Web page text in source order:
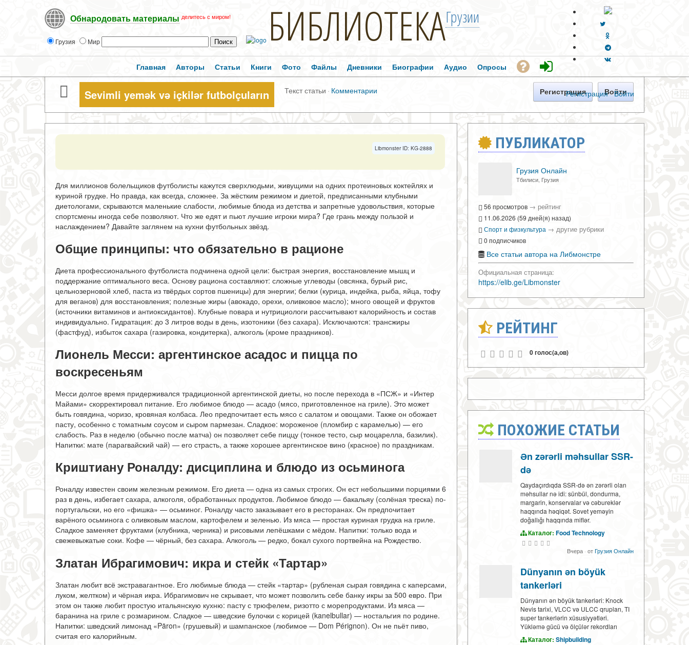
Обнародовать материалы делитесь с миром!
Грузия Мир БИБЛИОТЕКАГрузии
Регистрация · Войти
Главная Авторы Статьи Книги Фото Файлы Дневники Биографии Аудио Опросы
Sevimli yemək və içkilər futbolçuların Текст статьи · Комментарии Регистрация Войти
Libmonster ID: KG-2888
Для миллионов болельщиков футболисты кажутся сверхлюдьми, живущими на одних протеиновых коктейлях и
куриной грудке. Но правда, как всегда, сложнее. За жёстким режимом и диетой, предписанными клубными
диетологами, скрываются маленькие слабости, любимые блюда из детства и запретные удовольствия, которые
спортсмены иногда себе позволяют. Что же едят и пьют лучшие игроки мира? Где грань между пользой и
наслаждением? Давайте заглянем на кухни футбольных звёзд.
Общие принципы: что обязательно в рационе
Диета профессионального футболиста подчинена одной цели: быстрая энергия, восстановление мышц и
поддержание оптимального веса. Основу рациона составляют: сложные углеводы (овсянка, бурый рис,
цельнозерновой хлеб, паста из твёрдых сортов пшеницы) для энергии; белки (курица, индейка, рыба, яйца, тофу
для веганов) для восстановления; полезные жиры (авокадо, орехи, оливковое масло); много овощей и фруктов
(источники витаминов и антиоксидантов). Клубные повара и нутрициологи рассчитывают калорийность и состав
индивидуально. Гидратация: до 3 литров воды в день, изотоники (без сахара). Исключаются: трансжиры
(фастфуд), избыток сахара (газировка, кондитерка), алкоголь (кроме праздников).
Лионель Месси: аргентинское асадос и пицца по
воскресеньям
Месси долгое время придерживался традиционной аргентинской диеты, но после перехода в «ПСЖ» и «Интер
Майами» скорректировал питание. Его любимое блюдо — асадо (мясо, приготовленное на гриле). Это может
быть говядина, чоризо, кровяная колбаса. Лео предпочитает есть мясо с салатом и овощами. Также он обожает
пасту, особенно с томатным соусом и сыром пармезан. Сладкое: мороженое (пломбир с карамелью) — его
слабость. Раз в неделю (обычно после матча) он позволяет себе пиццу (тонкое тесто, сыр моцарелла, базилик).
Напитки: мате (парагвайский чай) — его страсть, а также хорошее аргентинское вино (красное) по праздникам.
Криштиану Роналду: дисциплина и блюдо из осьминога
Роналду известен своим железным режимом. Его диета — одна из самых строгих. Он ест небольшими порциями 6
раз в день, избегает сахара, алкоголя, обработанных продуктов. Любимое блюдо — бакальяу (солёная треска) по-
португальски, но его «фишка» — осьминог. Роналду часто заказывает его в ресторанах. Он предпочитает
варёного осьминога с оливковым маслом, картофелем и зеленью. Из мяса — простая куриная грудка на гриле.
Сладкое заменяет фруктами (клубника, черника) и рисовыми лепёшками с мёдом. Напитки: только вода и
свежевыжатые соки. Кофе — чёрный, без сахара. Алкоголь — редко, бокал сухого портвейна на Рождество.
Златан Ибрагимович: икра и стейк «Тартар»
Златан любит всё экстравагантное. Его любимые блюда — стейк «тартар» (рубленая сырая говядина с каперсами,
луком, желтком) и чёрная икра. Ибрагимович не скрывает, что может позволить себе банку икры за 500 евро. При
этом он также любит простую итальянскую кухню: пасту с трюфелем, ризотто с морепродуктами. Из мяса —
баранина на гриле с розмарином. Сладкое — шведские булочки с корицей (kanelbullar) — ностальгия по родине.
Напитки: шведский лимонад «Päron» (грушевый) и шампанское (любимое — Dom Pérignon). Он не пьёт пиво,
считая его калорийным.
ПУБЛИКАТОР
Грузия Онлайн
Тбилиси, Грузия
56 просмотров → рейтинг
11.06.2026 (59 дней(я) назад)
Спорт и физкультура → другие рубрики
0 подписчиков
Все статьи автора на Либмонстре
Официальная страница:
https://elib.ge/Libmonster
РЕЙТИНГ
0 голос(а,ов)
ПОХОЖИЕ СТАТЬИ
Ən zərərli məhsullar SSR-
də
Qaydaçırdıqda SSR-də ən zərərli olan
məhsullar nə idi: sünbül, dondurma,
margarin, konservalar və cəbureklər
haqqında həqiqət. Sovet yeməyin
doğallığı haqqında miflər.
Каталог: Food Technology
Вчера · от Грузия Онлайн
Dünyanın ən böyük
tankerləri
Dünyanın ən böyük tankerləri: Knock
Nevis tarixi, VLCC və ULCC qrupları, TI
super tankerlərin xüsusiyyətləri.
Yükləmə gücü və ölçülər rekordları
Каталог: Shipbuilding